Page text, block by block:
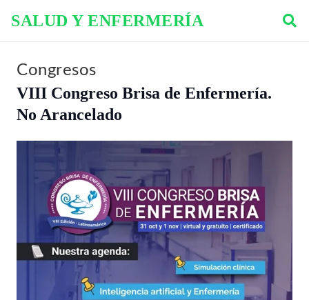
SALUD Y ENFERMERÍA
Congresos
VIII Congreso Brisa de Enfermería.
No Arancelado